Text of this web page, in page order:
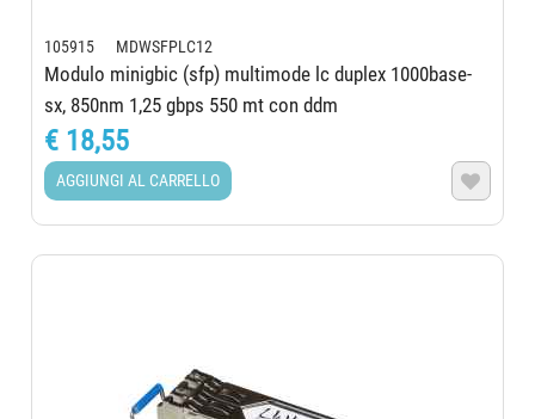
105915 MDWSFPLC12
Modulo minigbic (sfp) multimode lc duplex 1000base-
sx, 850nm 1,25 gbps 550 mt con ddm
€ 18,55
AGGIUNGI AL CARRELLO 